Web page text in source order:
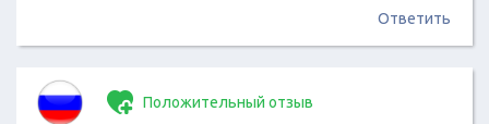
Ответить
Положительный отзыв